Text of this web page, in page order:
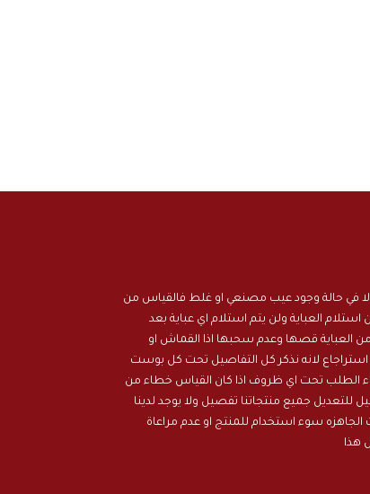
الا في حالة وجود عيب مصنعي او غلط فالقياس من
خلال 24 ساعه من استلام العباية ولن يتم استلام اي عباية بعد
من العباية قصها وعدم سحبها اذا القماش او
استراجاع لانه نذكر كل التفاصيل تحت كل بوست
الطلب تحت اي ظروف اذا كان القياس خطاء من
للتعديل جميع منتجاتنا تفصيل ولا يوجد لدينا
سوء استخدام للمنتج او عدم مراعاة
هذا